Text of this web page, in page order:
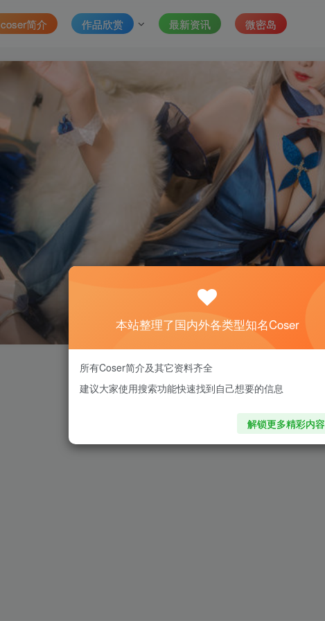
coser简介 作品欣赏 最新资讯 微密岛
本站整理了国内外各类型知名Coser
所有Coser简介及其它资料齐全
建议大家使用搜索功能快速找到自己想要的信息
解锁更多精彩内容